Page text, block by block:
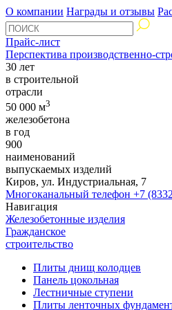
О компании Награды и отзывы
Прайс-лист
Перспектива производственно-
30 лет
в строительной
отрасли
50 000 м3
железобетона
в год
900
наименований
выпускаемых изделий
Киров, ул. Индустриальная, 7
Многоканальный телефон +7
Навигация
Железобетонные изделия
Гражданское
строительство
Плиты днищ колодцев
Панель цокольная
Лестничные ступени
Плиты ленточных